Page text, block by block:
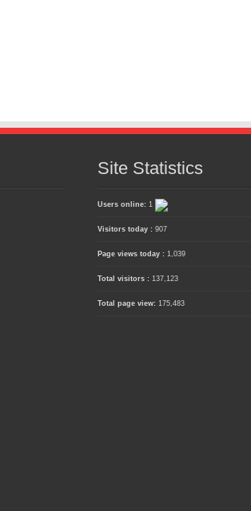
Site Statistics
Users online: 1
Visitors today : 907
Page views today : 1,039
Total visitors : 137,123
Total page view: 175,483